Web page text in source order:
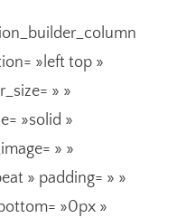
»left top »
» »
»solid »
» »
» padding= » »
»0px »